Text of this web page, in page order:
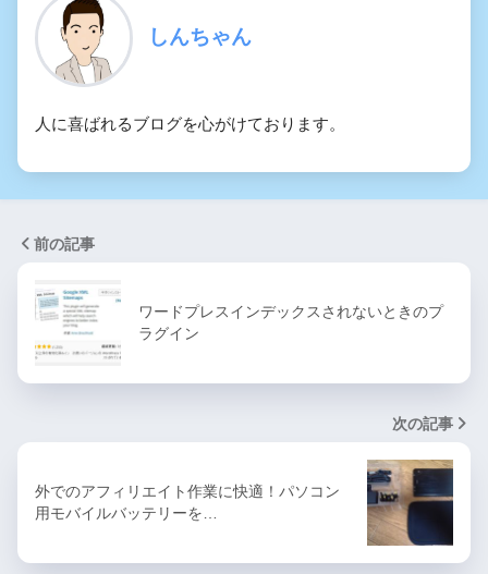
しんちゃん
人に喜ばれるブログを心がけております。
前の記事
ワードプレスインデックスされないときのプ
ラグイン
次の記事
外でのアフィリエイト作業に快適！パソコン
用モバイルバッテリーを…